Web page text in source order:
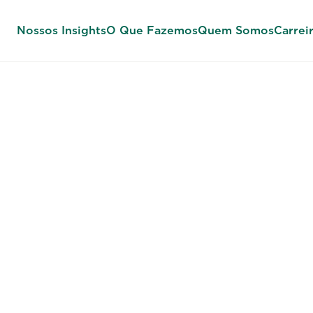
Nossos InsightsO Que FazemosQuem Somos